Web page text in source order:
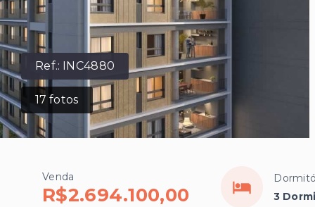
Ref.: INC4880
17 fotos
Venda
R$2.694.100,00
3